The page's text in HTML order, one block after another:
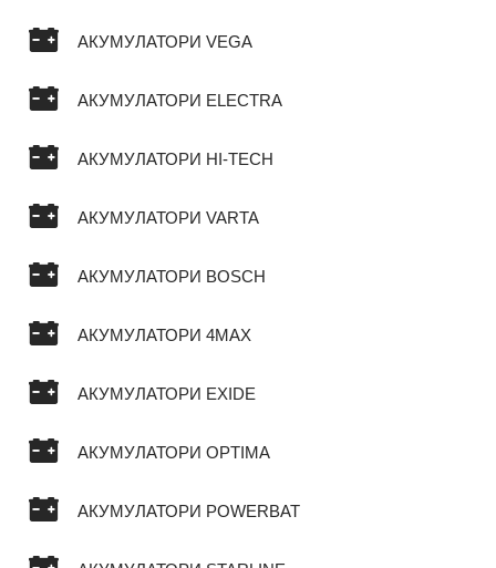
АКУМУЛАТОРИ VEGA
АКУМУЛАТОРИ ELECTRA
АКУМУЛАТОРИ HI-TECH
АКУМУЛАТОРИ VARTA
АКУМУЛАТОРИ BOSCH
АКУМУЛАТОРИ 4MAX
АКУМУЛАТОРИ EXIDE
АКУМУЛАТОРИ OPTIMA
АКУМУЛАТОРИ POWERBAT